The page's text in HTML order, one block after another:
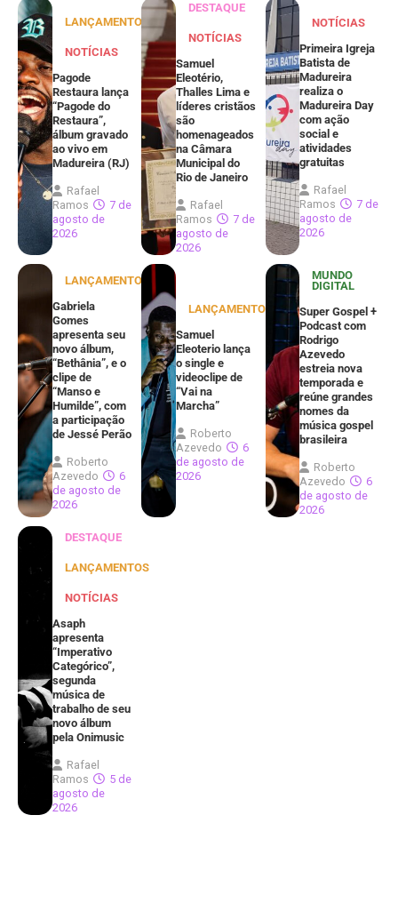
LANÇAMENTOS
NOTÍCIAS
Pagode
Restaura lança
“Pagode do
Restaura”,
álbum gravado
ao vivo em
Madureira (RJ)
Rafael
Ramos
7 de
agosto de
2026
DESTAQUE
NOTÍCIAS
Samuel
Eleotério,
Thalles Lima e
líderes cristãos
são
homenageados
na Câmara
Municipal do
Rio de Janeiro
Rafael
Ramos
7 de
agosto de
2026
NOTÍCIAS
Primeira Igreja
Batista de
Madureira
realiza o
Madureira Day
com ação
social e
atividades
gratuitas
Rafael
Ramos
7 de
agosto de
2026
LANÇAMENTOS
Gabriela
Gomes
apresenta seu
novo álbum,
“Bethânia”, e o
clipe de
“Manso e
Humilde”, com
a participação
de Jessé Perão
Roberto
Azevedo
6
de agosto de
2026
LANÇAMENTOS
Samuel
Eleoterio lança
o single e
videoclipe de
“Vai na
Marcha”
Roberto
Azevedo
6
de agosto de
2026
MUNDO
DIGITAL
Super Gospel +
Podcast com
Rodrigo
Azevedo
estreia nova
temporada e
reúne grandes
nomes da
música gospel
brasileira
Roberto
Azevedo
6
de agosto de
2026
DESTAQUE
LANÇAMENTOS
NOTÍCIAS
Asaph
apresenta
“Imperativo
Categórico”,
segunda
música de
trabalho de seu
novo álbum
pela Onimusic
Rafael
Ramos
5 de
agosto de
2026